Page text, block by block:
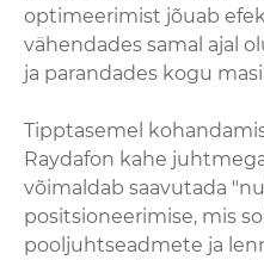
optimeerimist jõuab
vähendades samal ajal
ja parandades kogu
Tipptasemel
Raydafon kahe
võimaldab saavutada
positsioneerimise, mis
pooljuhtseadmete ja